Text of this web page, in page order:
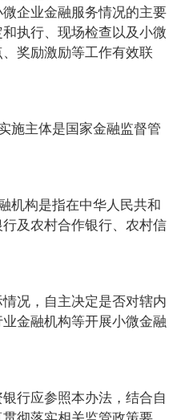
企业金融服务情况的主要
执行、现场检查以及小微
奖励激励等工作有效联
施主体是国家金融监督管
机构是指在中华人民共和
及农村合作银行、农村信
况，自主决定是否对辖内
金融机构等开展小微金融
行应参照本办法，结合自